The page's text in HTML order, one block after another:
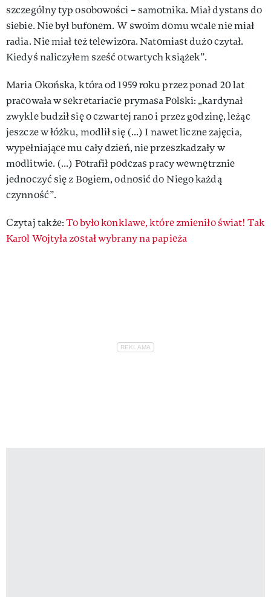
szczególny typ osobowości – samotnika. Miał dystans do
siebie. Nie był bufonem. W swoim domu wcale nie miał
radia. Nie miał też telewizora. Natomiast dużo czytał.
Kiedyś naliczyłem sześć otwartych książek”.
Maria Okońska, która od 1959 roku przez ponad 20 lat
pracowała w sekretariacie prymasa Polski: „kardynał
zwykle budził się o czwartej rano i przez godzinę, leżąc
jeszcze w łóżku, modlił się (...) I nawet liczne zajęcia,
wypełniające mu cały dzień, nie przeszkadzały w
modlitwie. (...) Potrafił podczas pracy wewnętrznie
jednoczyć się z Bogiem, odnosić do Niego każdą
czynność”.
Czytaj także:To było konklawe, które zmieniło świat! Tak
Karol Wojtyła został wybrany na papieża